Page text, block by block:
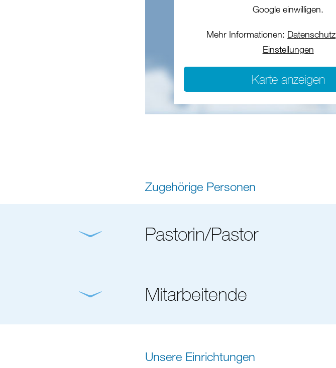
Google einwilligen.
Mehr Informationen: Datenschutz
Einstellungen
Karte anzeigen
Zugehörige Personen
Pastorin/Pastor
Mitarbeitende
Unsere Einrichtungen